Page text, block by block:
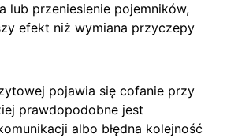
lub przeniesienie pojemników,
efekt niż wymiana przyczepy
pojawia się cofanie przy
prawdopodobne jest
albo błędna kolejność